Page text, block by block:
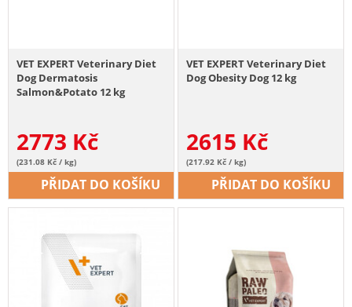
VET EXPERT Veterinary Diet
Dog Dermatosis
Salmon&Potato 12 kg
2773 Kč
(231.08 Kč / kg)
PŘIDAT DO KOŠÍKU
VET EXPERT Veterinary Diet
Dog Obesity Dog 12 kg
2615 Kč
(217.92 Kč / kg)
PŘIDAT DO KOŠÍKU